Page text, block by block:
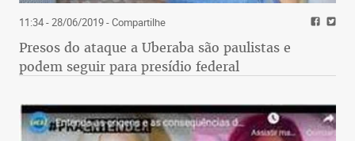
11:34 - 28/06/2019- Compartilhe
Presos do ataque a Uberaba são paulistas e
podem seguir para presídio federal